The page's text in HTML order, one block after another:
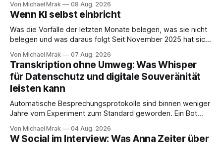
Big Tech Unternehmen Wallace, der Nachfolgeunternehmen
der Tyrell Cooperation welche man aus dem ersten Blade
Runner Film aus dem Jahr 1982 kennt. Joi
Von Michael Mrak 08 Aug. 2026
Wenn KI selbst einbricht
Was die Vorfälle der letzten Monate belegen, was sie nicht
belegen und was daraus folgt Seit November 2025 hat sich
KI-Systeme Angriffe nicht nur unterstützen, sondern
durchführen können. Sie können. Es gibt inzwischen genug
dokumentierte Fälle, um über Belege statt
Von Michael Mrak 07 Aug. 2026
Transkription ohne Umweg: Was Whisper
für Datenschutz und digitale Souveränität
leisten kann
Automatische Besprechungsprotokolle sind binnen weniger
Jahre vom Experiment zum Standard geworden. Ein Bot
Ende eine Zusammenfassung samt Aufgabenliste. Das
Von Michael Mrak 04 Aug. 2026
W Social im Interview: Was Anna Zeiter über